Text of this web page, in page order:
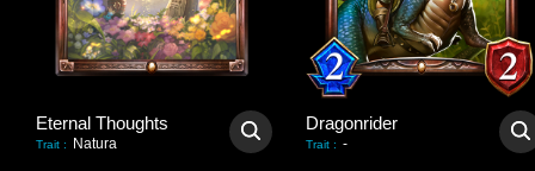
Eternal Thoughts
Trait : Natura
Dragonrider
Trait : -